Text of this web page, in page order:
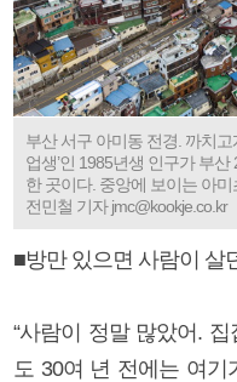
부산 서구 아미동 전경. 까치
업생’인 1985년생 인구가 부
한 곳이다. 중앙에 보이는 아
전민철 기자 jmc@kookje.co.kr
■방만 있으면 사람이 살
“사람이 정말 많았어.
도 30여 년 전에는 여